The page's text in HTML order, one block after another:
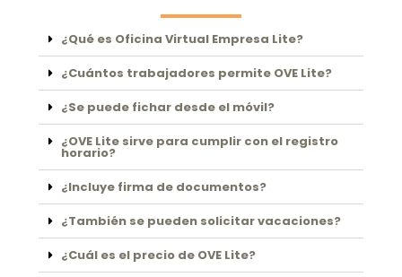
¿Qué es Oficina Virtual Empresa Lite?
¿Cuántos trabajadores permite OVE Lite?
¿Se puede fichar desde el móvil?
¿OVE Lite sirve para cumplir con el registro
horario?
¿Incluye firma de documentos?
¿También se pueden solicitar vacaciones?
¿Cuál es el precio de OVE Lite?